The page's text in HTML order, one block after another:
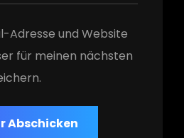
Adresse und Website
für meinen nächsten